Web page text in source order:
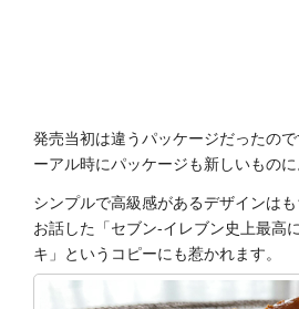
発売当初は違うパッケージだったの
ーアル時にパッケージも新しいものに
シンプルで高級感があるデザインは
お話した「セブン-イレブン史上最高
キ」というコピーにも惹かれます。